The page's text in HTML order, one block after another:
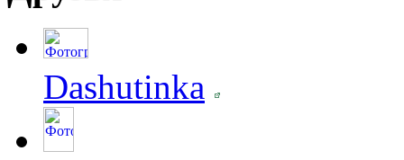
Dashutinka